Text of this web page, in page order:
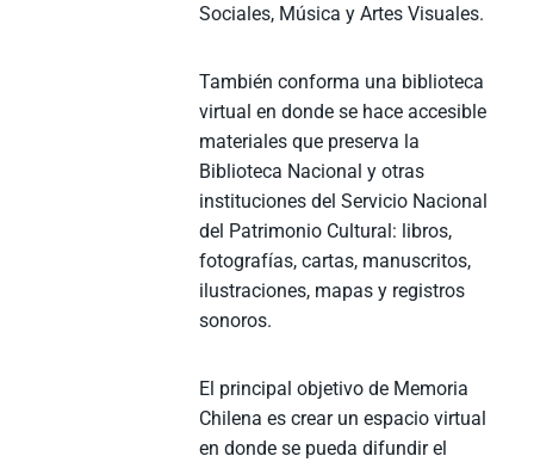
Sociales, Música y Artes Visuales.
También conforma una biblioteca
virtual en donde se hace accesible
materiales que preserva la
Biblioteca Nacional y otras
instituciones del Servicio Nacional
del Patrimonio Cultural: libros,
fotografías, cartas, manuscritos,
ilustraciones, mapas y registros
sonoros.
El principal objetivo de Memoria
Chilena es crear un espacio virtual
en donde se pueda difundir el